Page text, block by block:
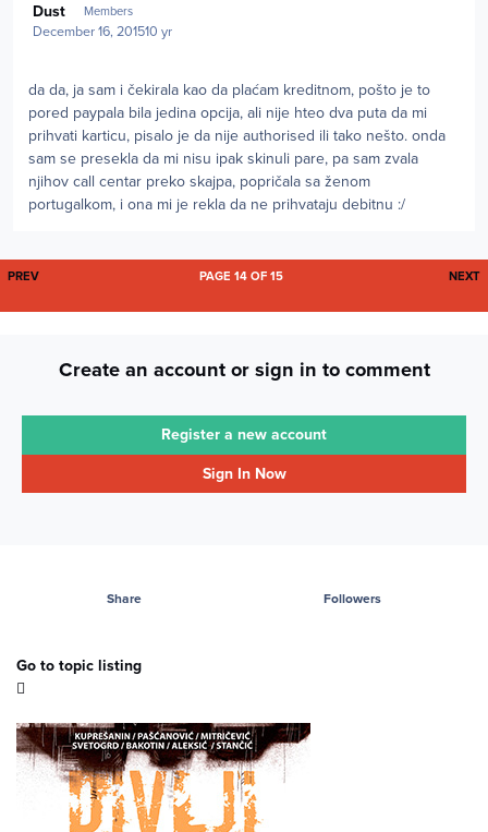
Dust Members
December 16, 201510 yr
da da, ja sam i čekirala kao da plaćam kreditnom, pošto je to
pored paypala bila jedina opcija, ali nije hteo dva puta da mi
prihvati karticu, pisalo je da nije authorised ili tako nešto. onda
sam se presekla da mi nisu ipak skinuli pare, pa sam zvala
njihov call centar preko skajpa, popričala sa ženom
portugalkom, i ona mi je rekla da ne prihvataju debitnu :/
FIRST PAGE
PREV NEXT
PAGE 14 OF 15
Create an account or sign in to comment
Register a new account
Sign In Now
Share Followers
Go to topic listing